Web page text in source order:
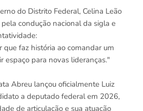
do Distrito Federal, Celina Leão
condução nacional da sigla e
que faz história ao comandar um
espaço para novas lideranças."
Abreu lançou oficialmente Luiz
a deputado federal em 2026,
de articulação e sua atuação